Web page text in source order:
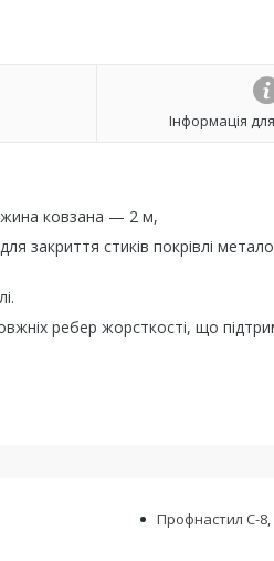
Інформація
ковзана — 2 м,
закриття стиків покрівлі
ребер жорсткості, що
Профнастил С-